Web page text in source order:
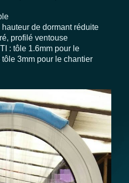
de dormant réduite
profilé ventouse
: tôle 1.6mm pour le
3mm pour le chantier